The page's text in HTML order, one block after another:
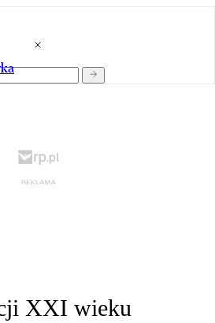
XXI wieku